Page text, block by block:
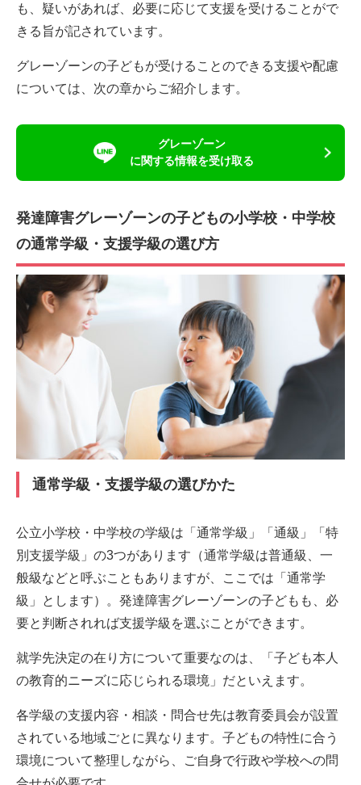
も、疑いがあれば、必要に応じて支援を受けることがで
きる旨が記されています。
グレーゾーンの子どもが受けることのできる支援や配慮
については、次の章からご紹介します。
グレーゾーン
に関する情報を受け取る
発達障害グレーゾーンの子どもの小学校・中学校
の通常学級・支援学級の選び方
通常学級・支援学級の選びかた
公立小学校・中学校の学級は「通常学級」「通級」「特
別支援学級」の3つがあります（通常学級は普通級、一
般級などと呼ぶこともありますが、ここでは「通常学
級」とします）。発達障害グレーゾーンの子どもも、必
要と判断されれば支援学級を選ぶことができます。
就学先決定の在り方について重要なのは、「子ども本人
の教育的ニーズに応じられる環境」だといえます。
各学級の支援内容・相談・問合せ先は教育委員会が設置
されている地域ごとに異なります。子どもの特性に合う
環境について整理しながら、ご自身で行政や学校への問